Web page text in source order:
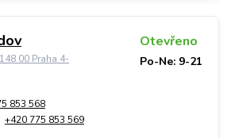
00 Praha 4-
Otevřeno
Po-Ne: 9-21
853 568
+420 775 853 569